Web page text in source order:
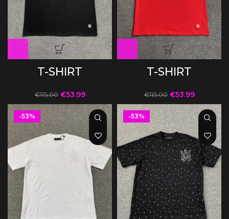
T-SHIRT
€115.00 €53.99
T-SHIRT
€115.00 €53.99
-53% -53%